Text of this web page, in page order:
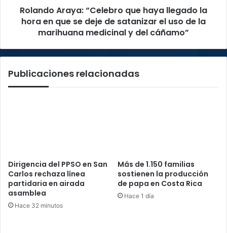
satanizar
uso
Rolando Araya: “Celebro que haya llegado la
hora en que se deje de satanizar el uso de la
marihuana medicinal y del cáñamo”
Publicaciones relacionadas
Dirigencia del PPSO en San
Carlos rechaza línea
partidaria en airada
asamblea
Hace 32 minutos
Más de 1.150 familias
sostienen la producción
de papa en Costa Rica
Hace 1 día